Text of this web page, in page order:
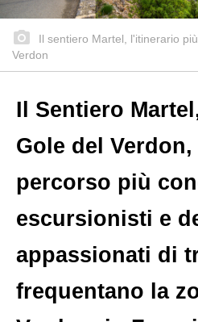
Il sentiero Martel, l'itinerario
Verdon
Il Sentiero
Gole del Verdon,
percorso più
escursionisti e
appassionati di
frequentano la